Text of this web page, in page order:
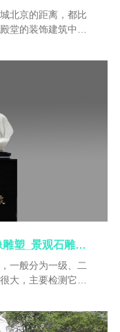
北京的距离，都比
堂的装饰建筑中，
就把旱白玉的“旱”字
名称。从历史资料方
到唐代南诏时期以
名人石雕定制_人物石雕像_半身像雕塑_景观石雕制作 _城市广场石雕
一般分为一级、二
大，主要检测它的
质地上，也存在着
来的石料都存在很